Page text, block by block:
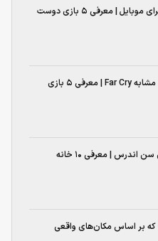
بازی های جایگزین GTA برای موبایل | معرفی ۵ بازی دوست
بهترین بازی‌ های موبایلی مشابه Far Cry | معرفی ۵ بازی
بهترین خانه در جی تی ای سن اندرس | معرفی ۱۰ خانه
۳۰ مکان برتر بازی GTA V که بر اساس مکان‌های واقعی